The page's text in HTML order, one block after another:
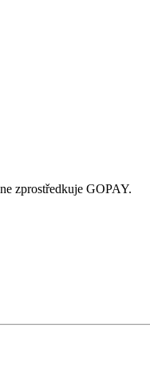
zprostředkuje GOPAY.